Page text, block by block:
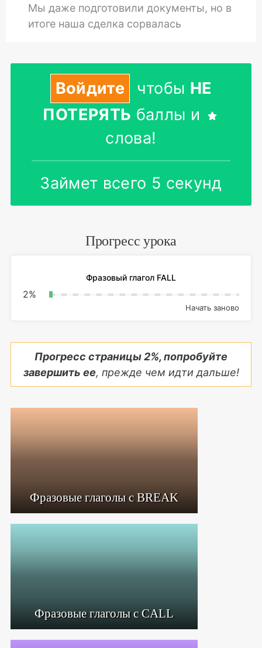
Мы даже подготовили документы, но в
итоге наша сделка сорвалась
Войдите чтобы НЕ
ПОТЕРЯТЬ баллы и
слова!
Займет всего 5 секунд
Прогресс урока
Фразовый глагол FALL
2%
Начать заново
Прогресс страницы2%, попробуйте
завершить ее, прежде чем идти дальше!
Фразовые глаголы с BREAK
Фразовые глаголы с CALL